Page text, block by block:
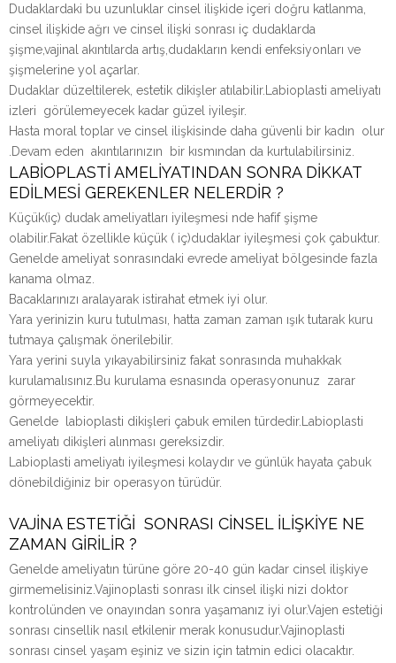
Dudaklardaki bu uzunluklar cinsel ilişkide içeri doğru katlanma,
cinsel ilişkide ağrı ve cinsel ilişki sonrası iç dudaklarda
şişme,vajinal akıntılarda artış,dudakların kendi enfeksiyonları ve
şişmelerine yol açarlar.
Dudaklar düzeltilerek, estetik dikişler atılabilir.Labioplasti ameliyatı
izleri görülemeyecek kadar güzel iyileşir.
Hasta moral toplar ve cinsel ilişkisinde daha güvenli bir kadın olur
.Devam eden akıntılarınızın bir kısmından da kurtulabilirsiniz.
LABİOPLASTİ AMELİYATINDAN SONRA DİKKAT
EDİLMESİ GEREKENLER NELERDİR ?
Küçük(iç) dudak ameliyatları iyileşmesi nde hafif şişme
olabilir.Fakat özellikle küçük ( iç)dudaklar iyileşmesi çok çabuktur.
Genelde ameliyat sonrasındaki evrede ameliyat bölgesinde fazla
kanama olmaz.
Bacaklarınızı aralayarak istirahat etmek iyi olur.
Yara yerinizin kuru tutulması, hatta zaman zaman ışık tutarak kuru
tutmaya çalışmak önerilebilir.
Yara yerini suyla yıkayabilirsiniz fakat sonrasında muhakkak
kurulamalısınız.Bu kurulama esnasında operasyonunuz zarar
görmeyecektir.
Genelde labioplasti dikişleri çabuk emilen türdedir.Labioplasti
ameliyatı dikişleri alınması gereksizdir.
Labioplasti ameliyatı iyileşmesi kolaydır ve günlük hayata çabuk
dönebildiğiniz bir operasyon türüdür.
VAJİNA ESTETİĞİ SONRASI CİNSEL İLİŞKİYE NE
ZAMAN GİRİLİR ?
Genelde ameliyatın türüne göre 20-40 gün kadar cinsel ilişkiye
girmemelisiniz.Vajinoplasti sonrası ilk cinsel ilişki nizi doktor
kontrolünden ve onayından sonra yaşamanız iyi olur.Vajen estetiği
sonrası cinsellik nasıl etkilenir merak konusudur.Vajinoplasti
sonrası cinsel yaşam eşiniz ve sizin için tatmin edici olacaktır.